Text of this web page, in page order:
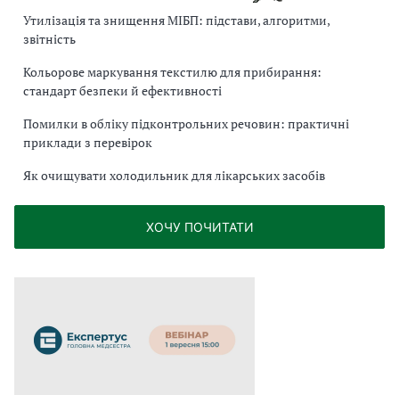
Утилізація та знищення МІБП: підстави, алгоритми,
звітність
Кольорове маркування текстилю для прибирання:
стандарт безпеки й ефективності
Помилки в обліку підконтрольних речовин: практичні
приклади з перевірок
Як очищувати холодильник для лікарських засобів
ХОЧУ ПОЧИТАТИ